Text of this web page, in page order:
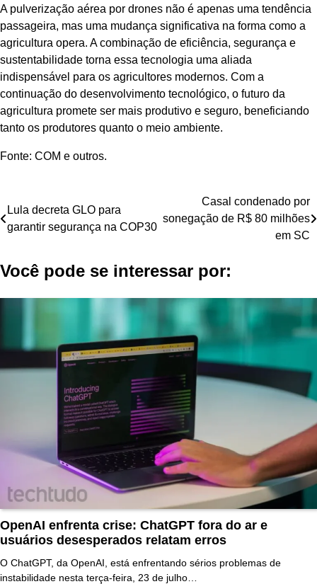
A pulverização aérea por drones não é apenas uma tendência
passageira, mas uma mudança significativa na forma como a
agricultura opera. A combinação de eficiência, segurança e
sustentabilidade torna essa tecnologia uma aliada
indispensável para os agricultores modernos. Com a
continuação do desenvolvimento tecnológico, o futuro da
agricultura promete ser mais produtivo e seguro, beneficiando
tanto os produtores quanto o meio ambiente.
Fonte: COM e outros.
Navegação
de
Lula decreta GLO para
garantir segurança na COP30
Casal condenado por
sonegação de R$ 80 milhões
em SC
Você pode se interessar por:
OpenAI enfrenta crise: ChatGPT fora do ar e
usuários desesperados relatam erros
O ChatGPT, da OpenAI, está enfrentando sérios problemas de
instabilidade nesta terça-feira, 23 de julho…